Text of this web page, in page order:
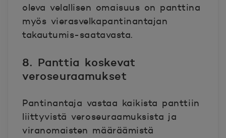
oleva velallisen omaisuus on panttina
myös vierasvelkapantinantajan
takautumis-saatavasta.
8. Panttia koskevat
veroseuraamukset
Pantinantaja vastaa kaikista panttiin
liittyvistä veroseuraamuksista ja
viranomaisten määräämistä